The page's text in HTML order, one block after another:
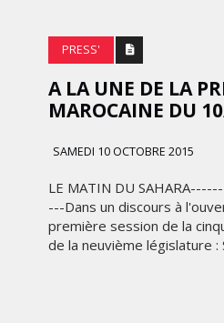
PRESS'
A LA UNE DE LA
MAROCAINE DU
SAMEDI 10 OCTOBRE 2015
LE MATIN DU
---Dans un discours à
première session de la
de la neuvième législature :